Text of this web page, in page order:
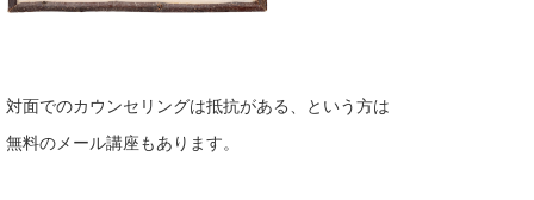
対面でのカウンセリングは抵抗がある、という方は
無料のメール講座もあります。